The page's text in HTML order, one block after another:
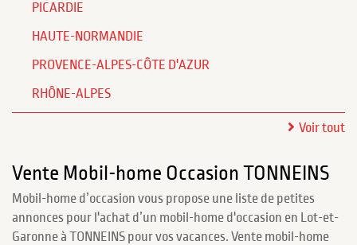
PICARDIE
HAUTE-NORMANDIE
PROVENCE-ALPES-CÔTE D'AZUR
RHÔNE-ALPES
Voir tout
Vente Mobil-home Occasion TONNEINS
Mobil-home d’occasion vous propose une liste de petites
annonces pour l'achat d’un mobil-home d'occasion en Lot-et-
Garonne à TONNEINS pour vos vacances. Vente mobil-home